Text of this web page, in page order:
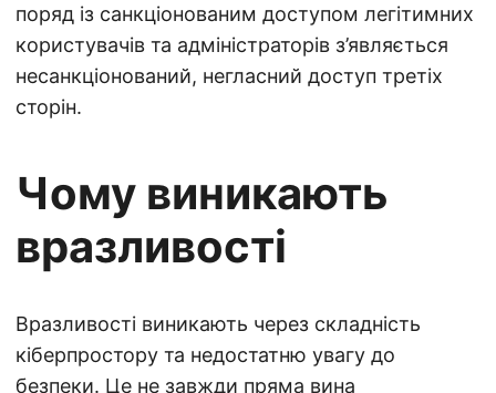
поряд із санкціонованим доступом легітимних
користувачів та адміністраторів з’являється
несанкціонований, негласний доступ третіх
сторін.
Чому виникають
вразливості
Вразливості виникають через складність
кіберпростору та недостатню увагу до
безпеки. Це не завжди пряма вина